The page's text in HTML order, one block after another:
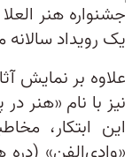
جشنواره هنر
یک رویداد
علاوه بر نمایش
نیز با نام «هنر
این ابتکار،